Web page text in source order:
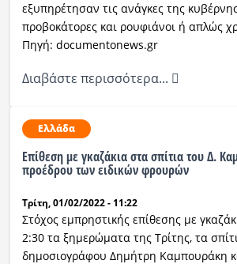
εξυπηρέτησαν τις ανάγκες της
προβοκάτορες και ρουφιάνοι ή απλώς
Πηγή: documentonews.gr
Διαβάστε περισσότερα...
Ελλάδα
Επίθεση με γκαζάκια στα σπίτια του Δ.
προέδρου των ειδικών φρουρών
Τρίτη, 01/02/2022 - 11:22
Στόχος εμπρηστικής επίθεσης με
2:30 τα ξημερώματα της Τρίτης, τα
δημοσιογράφου Δημήτρη Καμπουράκη